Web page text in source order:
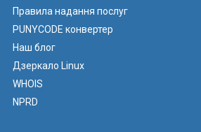
Правила надання послуг
PUNYCODE конвертер
Наш блог
Дзеркало Linux
WHOIS
NPRD